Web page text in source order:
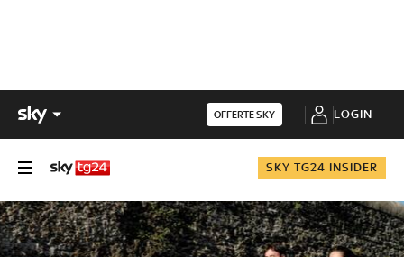
OFFERTE SKY LOGIN
SKY TG24 INSIDER